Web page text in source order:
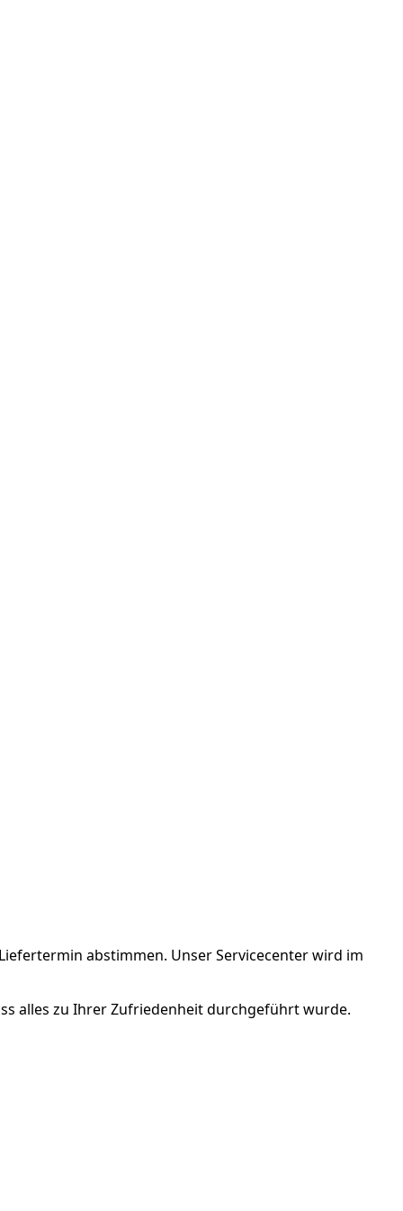
abstimmen. Unser Servicecenter wird im
alles zu Ihrer Zufriedenheit durchgeführt wurde.